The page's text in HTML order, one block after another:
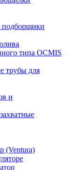
типа OCMIS
трубы для
и
(Ventura)